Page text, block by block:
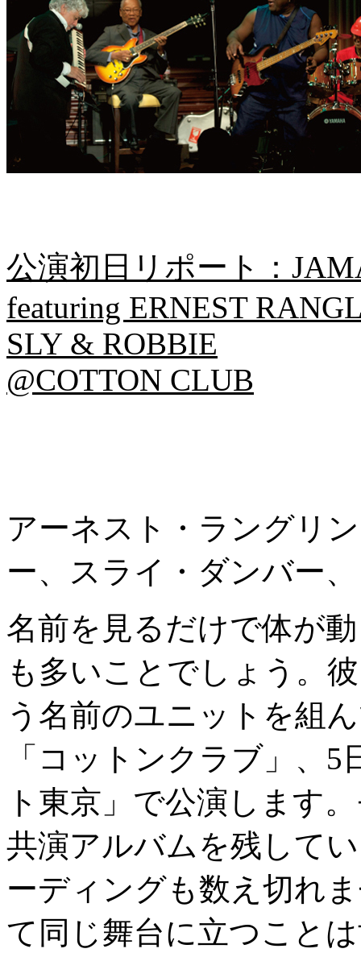
公演初日リポート：
featuring ERNEST
SLY & ROBBIE
@COTTON CLUB
アーネスト・ラングリ
ー、スライ・ダンバー
名前を見るだけで体が
も多いことでしょう。
う名前のユニットを組
「コットンクラブ」、
ト東京」で公演します
共演アルバムを残して
ーディングも数え切れ
て同じ舞台に立つこと